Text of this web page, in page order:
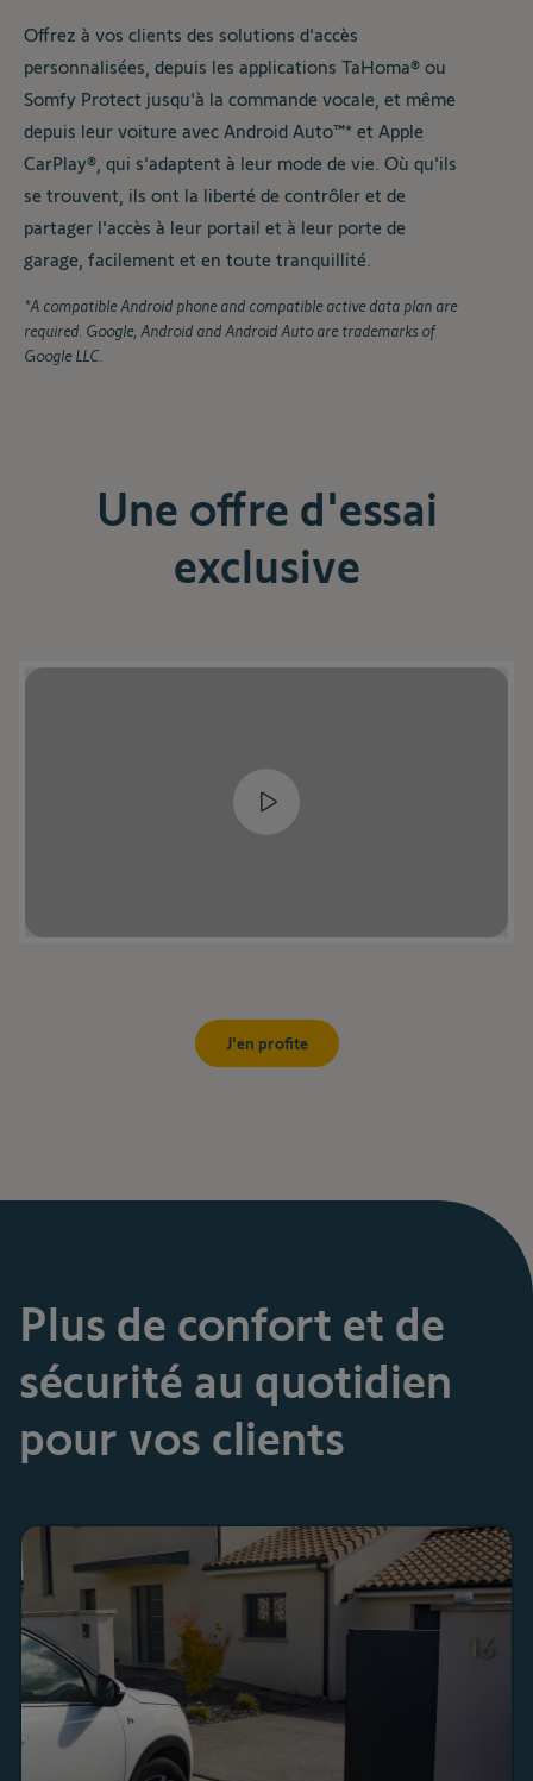
Offrez à vos clients des solutions d'accès
personnalisées, depuis les applications TaHoma® ou
Somfy Protect jusqu'à la commande vocale, et même
depuis leur voiture avec Android Auto™* et Apple
CarPlay®, qui s'adaptent à leur mode de vie. Où qu'ils
se trouvent, ils ont la liberté de contrôler et de
partager l'accès à leur portail et à leur porte de
garage, facilement et en toute tranquillité.
*A compatible Android phone and compatible active data plan are
required. Google, Android and Android Auto are trademarks of
Google LLC.
Une offre d'essai
exclusive
J'en profite
Plus de confort et de
sécurité au quotidien
pour vos clients